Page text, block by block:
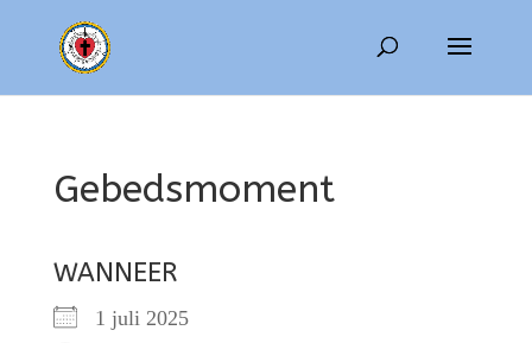
Gebedsmoment
WANNEER
1 juli 2025